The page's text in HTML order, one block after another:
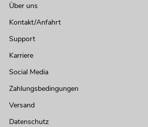
Über uns
Kontakt/Anfahrt
Support
Karriere
Social Media
Zahlungsbedingungen
Versand
Datenschutz